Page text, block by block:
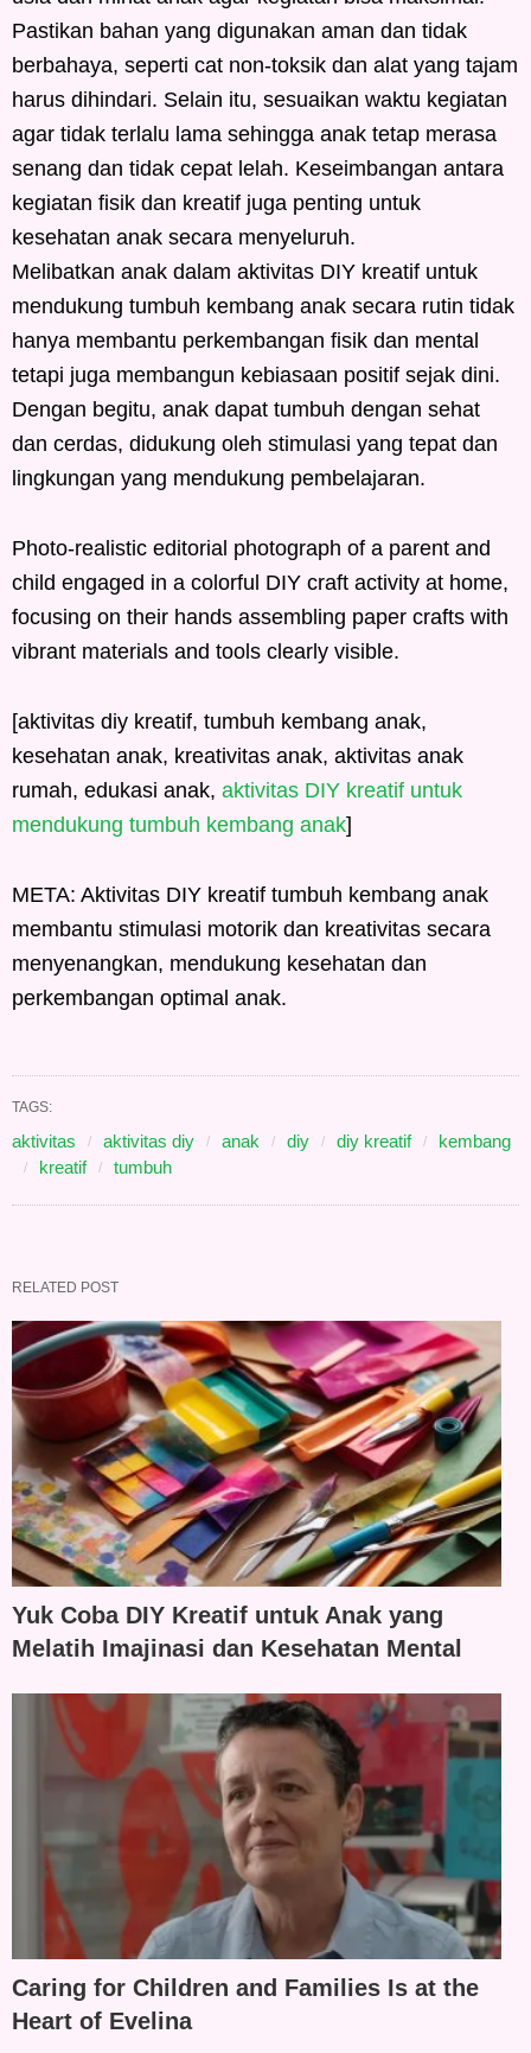
Pastikan bahan yang digunakan aman dan tidak
berbahaya, seperti cat non-toksik dan alat yang tajam
harus dihindari. Selain itu, sesuaikan waktu kegiatan
agar tidak terlalu lama sehingga anak tetap merasa
senang dan tidak cepat lelah. Keseimbangan antara
kegiatan fisik dan kreatif juga penting untuk
kesehatan anak secara menyeluruh.
Melibatkan anak dalam aktivitas DIY kreatif untuk
mendukung tumbuh kembang anak secara rutin tidak
hanya membantu perkembangan fisik dan mental
tetapi juga membangun kebiasaan positif sejak dini.
Dengan begitu, anak dapat tumbuh dengan sehat
dan cerdas, didukung oleh stimulasi yang tepat dan
lingkungan yang mendukung pembelajaran.
Photo-realistic editorial photograph of a parent and
child engaged in a colorful DIY craft activity at home,
focusing on their hands assembling paper crafts with
vibrant materials and tools clearly visible.
[aktivitas diy kreatif, tumbuh kembang anak,
kesehatan anak, kreativitas anak, aktivitas anak
rumah, edukasi anak, aktivitas DIY kreatif untuk
mendukung tumbuh kembang anak]
META: Aktivitas DIY kreatif tumbuh kembang anak
membantu stimulasi motorik dan kreativitas secara
menyenangkan, mendukung kesehatan dan
perkembangan optimal anak.
TAGS:
aktivitas aktivitas diy anak diy diy kreatif
kembang
kreatif
tumbuh
RELATED POST
Yuk Coba DIY Kreatif untuk Anak yang
Melatih Imajinasi dan Kesehatan Mental
Caring for Children and Families Is at the
Heart of Evelina